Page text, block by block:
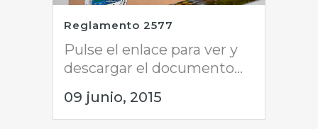
Reglamento 2577
Pulse el enlace para ver y
descargar el documento...
09 junio, 2015